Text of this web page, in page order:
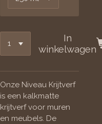
In
winkelwagen
Onze Niveau Krijtverf
is een kalkmatte
krijtverf voor muren
en meubels. De